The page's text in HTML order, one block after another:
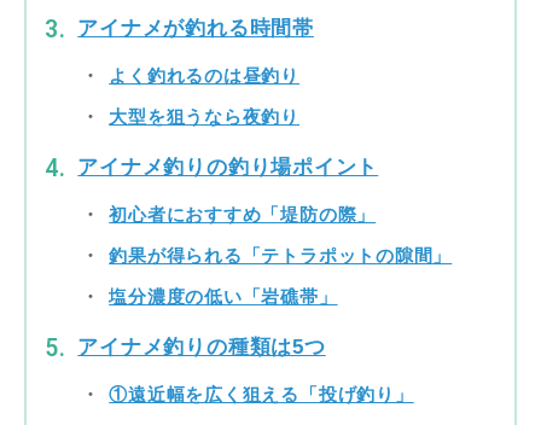
アイナメが釣れる時間帯
よく釣れるのは昼釣り
大型を狙うなら夜釣り
アイナメ釣りの釣り場ポイント
初心者におすすめ「堤防の際」
釣果が得られる「テトラポットの隙間」
塩分濃度の低い「岩礁帯」
アイナメ釣りの種類は5つ
①遠近幅を広く狙える「投げ釣り」